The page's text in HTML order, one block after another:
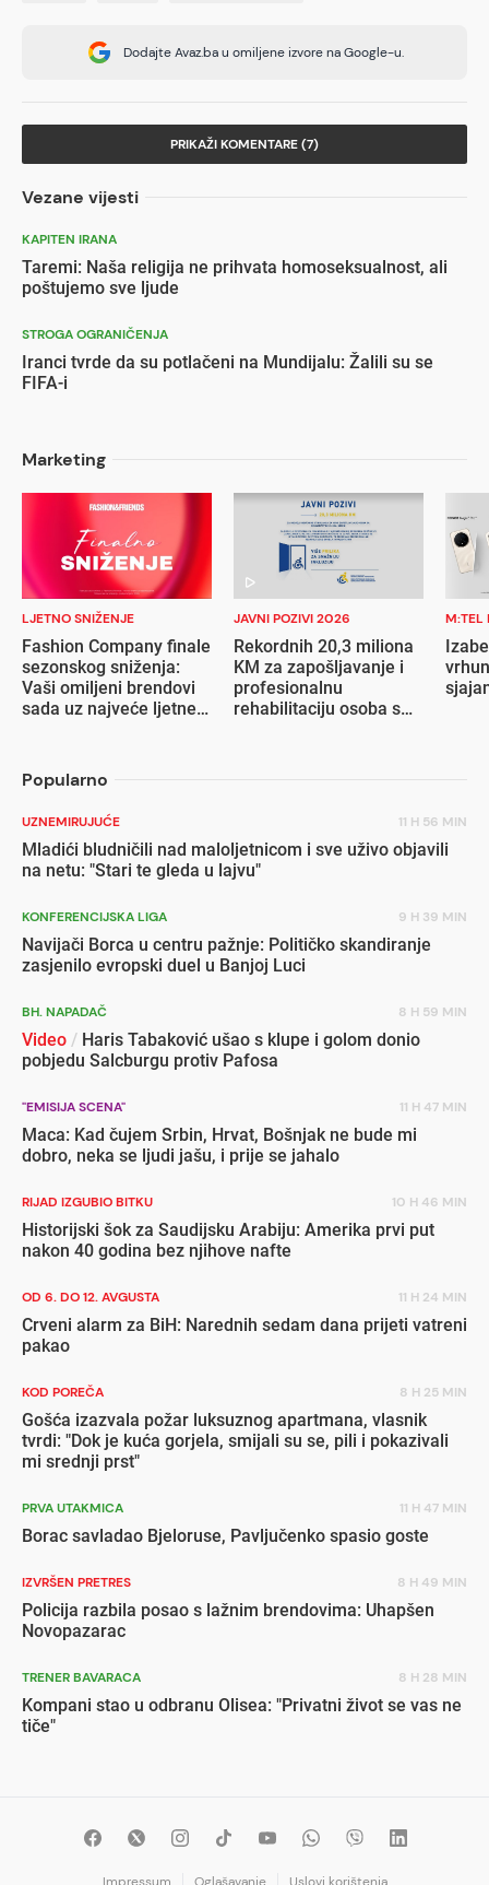
Dodajte Avaz.ba u omiljene izvore na Google-u.
PRIKAŽI KOMENTARE (7)
Vezane vijesti
KAPITEN IRANA
Taremi: Naša religija ne prihvata homoseksualnost, ali
poštujemo sve ljude
STROGA OGRANIČENJA
Iranci tvrde da su potlačeni na Mundijalu: Žalili su se
FIFA-i
Marketing
LJETNO SNIŽENJE
Fashion Company finale
sezonskog sniženja:
Vaši omiljeni brendovi
sada uz najveće ljetne
JAVNI POZIVI 2026
Rekordnih 20,3 miliona
KM za zapošljavanje i
profesionalnu
rehabilitaciju osoba s
M:TEL
Popularno
UZNEMIRUJUĆE 11 H 56 MIN
Mladići bludničili nad maloljetnicom i sve uživo objavili
na netu: "Stari te gleda u lajvu"
KONFERENCIJSKA LIGA 9 H 39 MIN
Navijači Borca u centru pažnje: Političko skandiranje
zasjenilo evropski duel u Banjoj Luci
BH. NAPADAČ 8 H 59 MIN
Video / Haris Tabaković ušao s klupe i golom donio
pobjedu Salcburgu protiv Pafosa
"EMISIJA SCENA" 11 H 47 MIN
Maca: Kad čujem Srbin, Hrvat, Bošnjak ne bude mi
dobro, neka se ljudi jašu, i prije se jahalo
RIJAD IZGUBIO BITKU 10 H 46 MIN
Historijski šok za Saudijsku Arabiju: Amerika prvi put
nakon 40 godina bez njihove nafte
OD 6. DO 12. AVGUSTA 11 H 24 MIN
Crveni alarm za BiH: Narednih sedam dana prijeti vatreni
pakao
KOD POREČA 8 H 25 MIN
Gošća izazvala požar luksuznog apartmana, vlasnik
tvrdi: "Dok je kuća gorjela, smijali su se, pili i pokazivali
mi srednji prst"
PRVA UTAKMICA 11 H 47 MIN
Borac savladao Bjeloruse, Pavljučenko spasio goste
IZVRŠEN PRETRES 8 H 49 MIN
Policija razbila posao s lažnim brendovima: Uhapšen
Novopazarac
TRENER BAVARACA 8 H 28 MIN
Kompani stao u odbranu Olisea: "Privatni život se vas ne
tiče"
Impressum Oglašavanje Uslovi korištenja